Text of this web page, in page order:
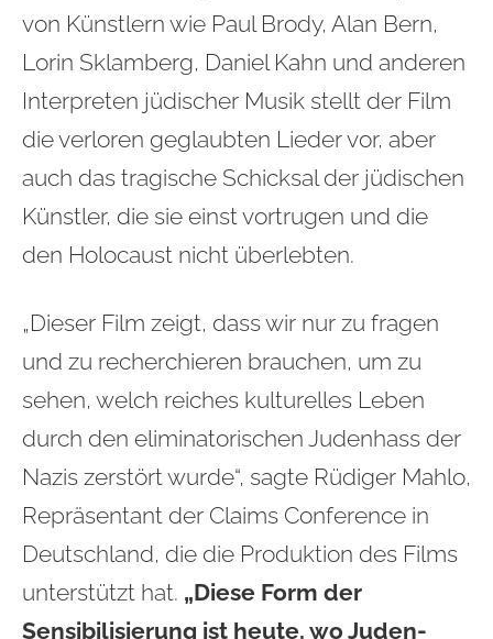
von Künstlern wie Paul Brody, Alan Bern,
Lorin Sklamberg, Daniel Kahn und anderen
Interpreten jüdischer Musik stellt der Film
die verloren geglaubten Lieder vor, aber
auch das tragische Schicksal der jüdischen
Künstler, die sie einst vortrugen und die
den Holocaust nicht überlebten.
„Dieser Film zeigt, dass wir nur zu fragen
und zu recherchieren brauchen, um zu
sehen, welch reiches kulturelles Leben
durch den eliminatorischen Judenhass der
Nazis zerstört wurde“, sagte Rüdiger Mahlo,
Repräsentant der Claims Conference in
Deutschland, die die Produktion des Films
unterstützt hat. „Diese Form der
Sensibilisierung ist heute, wo Juden-